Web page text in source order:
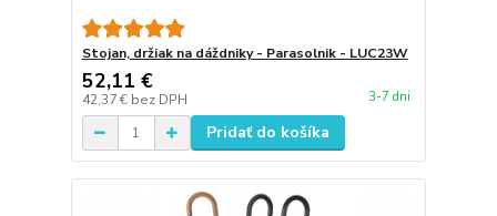
Stojan, držiak na dáždniky - Parasolnik - LUC23W
52,11 €
42,37 € bez DPH 3-7 dni
Pridať do košíka